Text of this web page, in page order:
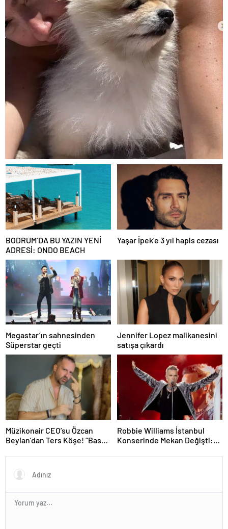
BODRUM’DA BU YAZIN YENİ
ADRESİ: ONDO BEACH
Yaşar İpek’e 3 yıl hapis cezası
Megastar’ın sahnesinden
Süperstar geçti
Jennifer Lopez malikanesini
satışa çıkardı
Müzikonair CEO’su Özcan
Beylan’dan Ters Köşe! “Bas
Adımını Attı!
Robbie Williams İstanbul
Konserinde Mekan Değişti:
Taşındı!